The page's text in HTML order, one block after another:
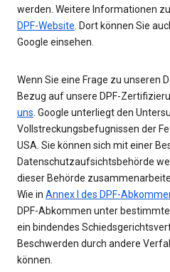
werden. Weitere Informationen
DPF-Website. Dort können Sie
Google einsehen.
Wenn Sie eine Frage zu unseren
Bezug auf unsere DPF-
uns. Google unterliegt den
Vollstreckungsbefugnissen der
USA. Sie können sich mit einer
Datenschutzaufsichtsbehörde
dieser Behörde
Wie in Annex I des DPF-
DPF-Abkommen unter
ein bindendes
Beschwerden durch andere
können.